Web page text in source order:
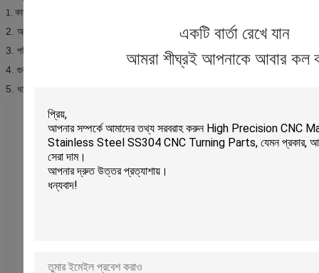
একটি বার্তা রেখে যান
আমরা শীঘ্রই আপনাকে আবার কল
1. কাস্টম ডিজাইন এবং ই এম স্বাগত হয়
2. আপনার আধুনিক রান্নাঘর জন্য
পেশাদারী প্রস্তুতকারকের
3. পরিবেশগতভাবে বন্ধুত্বপূর্ণ উপাদান
4. গুড পর - সেবা এবং পেশাদারী প্রস্তুতকারকের
5. ধরে রাখা আরামদায়ক। সূক্ষ্ম প্রযুক্তিগত এবং সহজ পরিস্কার সঙ্গে ক্লাসিক শৈলী